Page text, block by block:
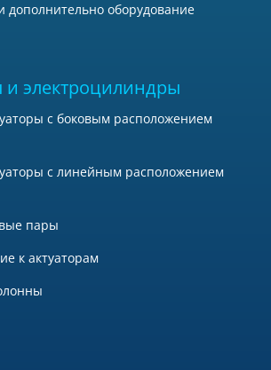
дополнительно оборудование
и электроцилиндры
с боковым расположением
с линейным расположением
пары
к актуаторам